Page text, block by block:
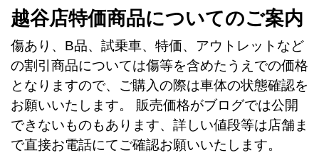
越谷店特価商品についてのご案内
傷あり、B品、試乗車、特価、アウトレットなど
の割引商品については傷等を含めたうえでの価格
となりますので、ご購入の際は車体の状態確認を
お願いいたします。 販売価格がブログでは公開
できないものもあります、詳しい値段等は店舗ま
で直接お電話にてご確認お願いいたします。